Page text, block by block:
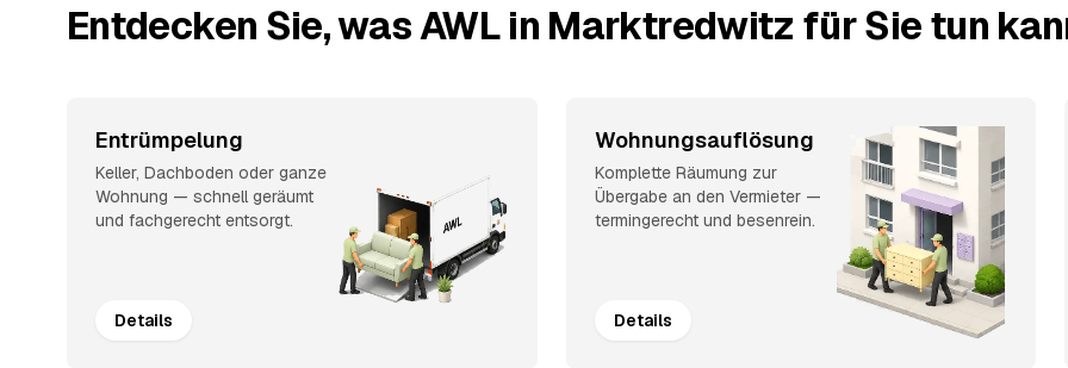
Entdecken Sie, was AWL in Marktredwitz für Sie tun
Entrümpelung
Keller, Dachboden oder ganze
Wohnung — schnell geräumt
und fachgerecht entsorgt.
Details
Wohnungsauflösung
Komplette Räumung zur
Übergabe an den Vermieter —
termingerecht und besenrein.
Details